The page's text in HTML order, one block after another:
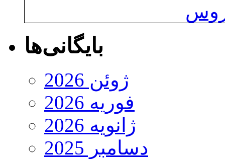
بایگانی‌ها
ژوئن 2026
فوریه 2026
ژانویه 2026
دسامبر 2025